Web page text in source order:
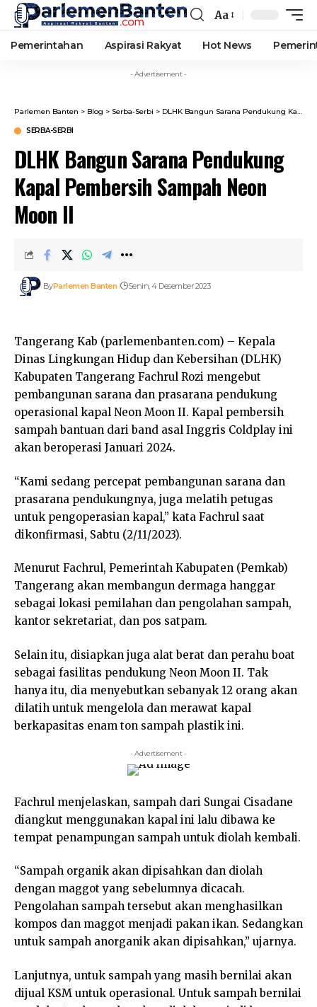
Font
Resizer
Aa
Pemerintahan Aspirasi Rakyat Hot News
- Advertisement -
Parlemen Banten > Blog > Serba-Serbi > DLHK Bangun Sarana Pendukung Kapal Pembersih Sampah Neon Moon II
SERBA-SERBI
DLHK Bangun Sarana Pendukung
Kapal Pembersih Sampah Neon
Moon II
ByParlemen Banten Senin, 4 Desember 2023
Tangerang Kab (parlemenbanten.com) – Kepala
Dinas Lingkungan Hidup dan Kebersihan (DLHK)
Kabupaten Tangerang Fachrul Rozi mengebut
pembangunan sarana dan prasarana pendukung
operasional kapal Neon Moon II. Kapal pembersih
sampah bantuan dari band asal Inggris Coldplay ini
akan beroperasi Januari 2024.
“Kami sedang percepat pembangunan sarana dan
prasarana pendukungnya, juga melatih petugas
untuk pengoperasian kapal,” kata Fachrul saat
dikonfirmasi, Sabtu (2/11/2023).
Menurut Fachrul, Pemerintah Kabupaten (Pemkab)
Tangerang akan membangun dermaga hanggar
sebagai lokasi pemilahan dan pengolahan sampah,
kantor sekretariat, dan pos satpam.
Selain itu, disiapkan juga alat berat dan perahu boat
sebagai fasilitas pendukung Neon Moon II. Tak
hanya itu, dia menyebutkan sebanyak 12 orang akan
dilatih untuk mengelola dan merawat kapal
berkapasitas enam ton sampah plastik ini.
- Advertisement -
Fachrul menjelaskan, sampah dari Sungai Cisadane
diangkut menggunakan kapal ini lalu dibawa ke
tempat penampungan sampah untuk diolah kembali.
“Sampah organik akan dipisahkan dan diolah
dengan maggot yang sebelumnya dicacah.
Pengolahan sampah tersebut akan menghasilkan
kompos dan maggot menjadi pakan ikan. Sedangkan
untuk sampah anorganik akan dipisahkan,” ujarnya.
Lanjutnya, untuk sampah yang masih bernilai akan
dijual KSM untuk operasional. Untuk sampah bernilai